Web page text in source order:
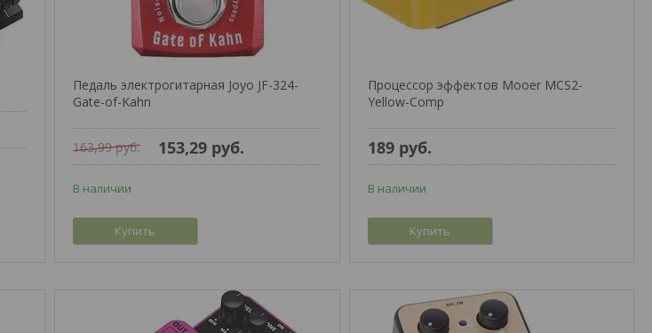
Педаль электрогитарная Joyo JF-324-
Gate-of-Kahn
163,99руб. 153,29 руб.
В наличии
Купить
Процессор эффектов Mooer MCS2-
Yellow-Comp
189 руб.
В наличии
Купить